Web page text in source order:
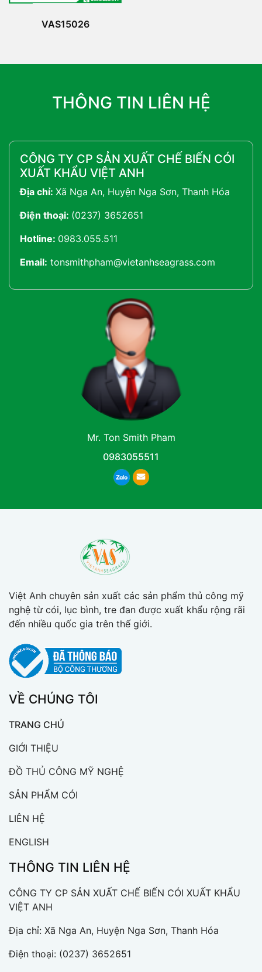
VAS15026
THÔNG TIN LIÊN HỆ
CÔNG TY CP SẢN XUẤT CHẾ BIẾN CÓI
XUẤT KHẨU VIỆT ANH
Địa chỉ: Xã Nga An, Huyện Nga Sơn, Thanh Hóa
Điện thoại: (0237) 3652651
Hotline: 0983.055.511
Email: tonsmithpham@vietanhseagrass.com
Mr. Ton Smith Pham
0983055511
Việt Anh chuyên sản xuất các sản phẩm thủ công mỹ
nghệ từ cói, lục bình, tre đan được xuất khẩu rộng rãi
đến nhiều quốc gia trên thế giới.
VỀ CHÚNG TÔI
TRANG CHỦ
GIỚI THIỆU
ĐỒ THỦ CÔNG MỸ NGHỆ
SẢN PHẨM CÓI
LIÊN HỆ
ENGLISH
THÔNG TIN LIÊN HỆ
CÔNG TY CP SẢN XUẤT CHẾ BIẾN CÓI XUẤT KHẨU
VIỆT ANH
Địa chỉ: Xã Nga An, Huyện Nga Sơn, Thanh Hóa
Điện thoại: (0237) 3652651